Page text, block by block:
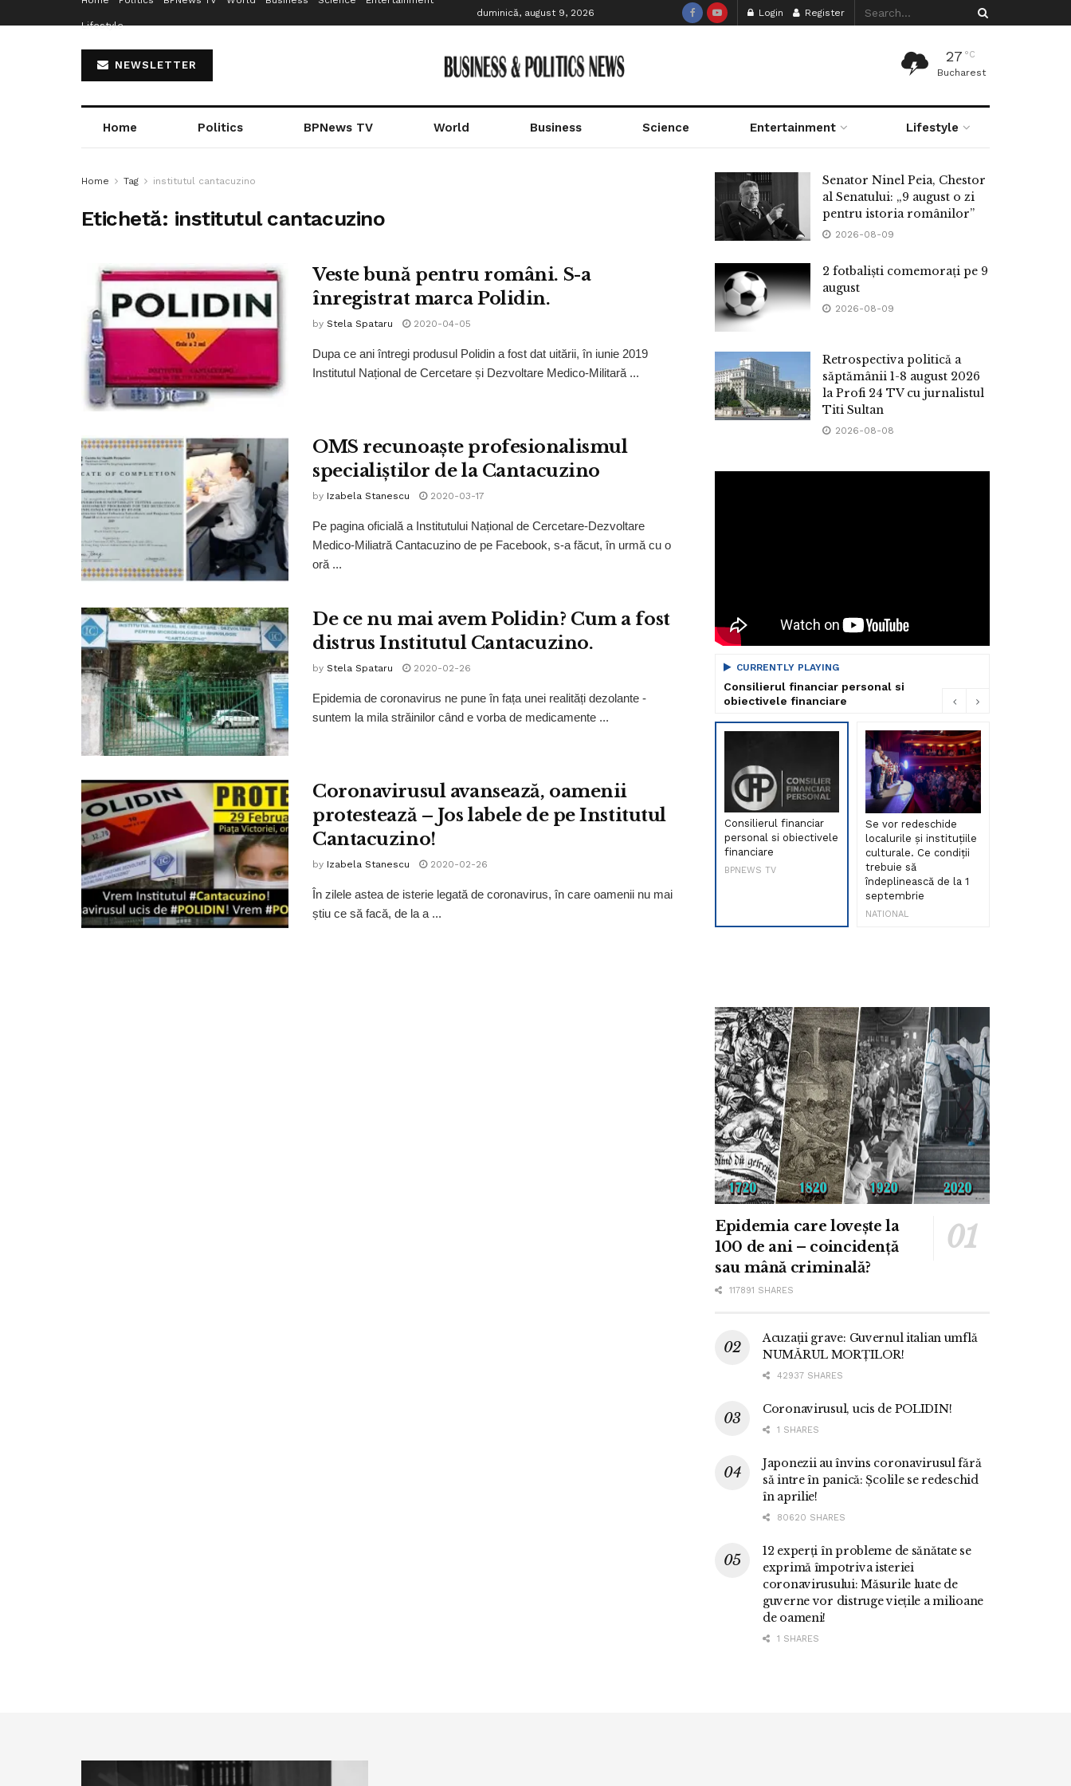
Lifestyle
duminică, august 9, 2026 Login Register
NEWSLETTER
27 °C
Bucharest
Home Politics BPNews TV World Business Science Entertainment Lifestyle
Home Tag institutul cantacuzino
Etichetă: institutul cantacuzino
Veste bună pentru români. S-a
înregistrat marca Polidin.
by Stela Spataru 2020-04-05
Dupa ce ani întregi produsul Polidin a fost dat uitării, în iunie 2019
Institutul Național de Cercetare și Dezvoltare Medico-Militară ...
OMS recunoaște profesionalismul
specialiștilor de la Cantacuzino
by Izabela Stanescu 2020-03-17
Pe pagina oficială a Institutului Național de Cercetare-Dezvoltare
Medico-Miliatră Cantacuzino de pe Facebook, s-a făcut, în urmă cu o
oră ...
De ce nu mai avem Polidin? Cum a fost
distrus Institutul Cantacuzino.
by Stela Spataru 2020-02-26
Epidemia de coronavirus ne pune în fața unei realități dezolante -
suntem la mila străinilor când e vorba de medicamente ...
Coronavirusul avansează, oamenii
protestează – Jos labele de pe Institutul
Cantacuzino!
by Izabela Stanescu 2020-02-26
În zilele astea de isterie legată de coronavirus, în care oamenii nu mai
știu ce să facă, de la a ...
Senator Ninel Peia, Chestor
al Senatului: „9 august o zi
pentru istoria românilor”
2026-08-09
2 fotbaliști comemorați pe 9
august
2026-08-09
Retrospectiva politică a
săptămânii 1-8 august 2026
la Profi 24 TV cu jurnalistul
Titi Sultan
2026-08-08
CURRENTLY PLAYING
Consilierul financiar personal si
obiectivele financiare
Consilierul financiar
personal si obiectivele
financiare
BPNEWS TV
Se vor redeschide
localurile și instituțiile
culturale. Ce condiții
trebuie să
îndeplinească de la 1
septembrie
NATIONAL
Epidemia care lovește la
100 de ani – coincidență
sau mână criminală?
117891 SHARES
Acuzații grave: Guvernul italian umflă
NUMĂRUL MORȚILOR!
42937 SHARES
Coronavirusul, ucis de POLIDIN!
1 SHARES
Japonezii au învins coronavirusul fără
să intre în panică: Școlile se redeschid
în aprilie!
80620 SHARES
12 experți în probleme de sănătate se
exprimă împotriva isteriei
coronavirusului: Măsurile luate de
guverne vor distruge viețile a milioane
de oameni!
1 SHARES